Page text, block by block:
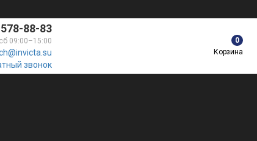
88-83
09:00–15:00
звонок
0
Корзина